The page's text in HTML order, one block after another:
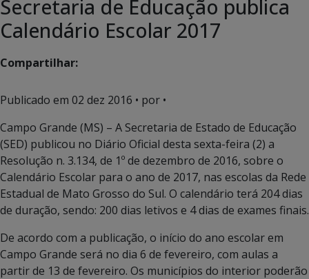
Secretaria de Educação publica
Calendário Escolar 2017
Compartilhar:
Publicado em 02 dez 2016 • por •
Campo Grande (MS) – A Secretaria de Estado de Educação
(SED) publicou no Diário Oficial desta sexta-feira (2) a
Resolução n. 3.134, de 1º de dezembro de 2016, sobre o
Calendário Escolar para o ano de 2017, nas escolas da Rede
Estadual de Mato Grosso do Sul. O calendário terá 204 dias
de duração, sendo: 200 dias letivos e 4 dias de exames finais.
De acordo com a publicação, o início do ano escolar em
Campo Grande será no dia 6 de fevereiro, com aulas a
partir de 13 de fevereiro. Os municípios do interior poderão